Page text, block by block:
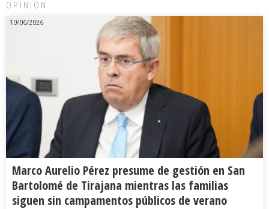
OPINIÓN
10/06/2026
Marco Aurelio Pérez presume de gestión en San
Bartolomé de Tirajana mientras las familias
siguen sin campamentos públicos de verano